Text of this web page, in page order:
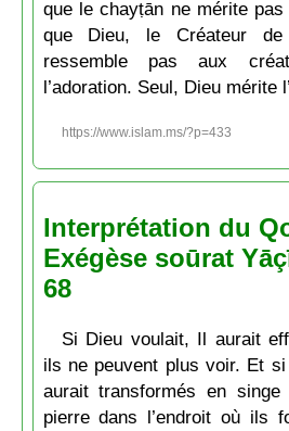
que le chayṭān ne mérite pas
que Dieu, le Créateur
ressemble pas aux
l’adoration. Seul, Dieu mérite
https://www.islam.ms/?p=433
Interprétation du
Exégèse soūrat
68
Si Dieu voulait, Il aurait
ils ne peuvent plus voir. Et
aurait transformés en
pierre dans l’endroit où ils